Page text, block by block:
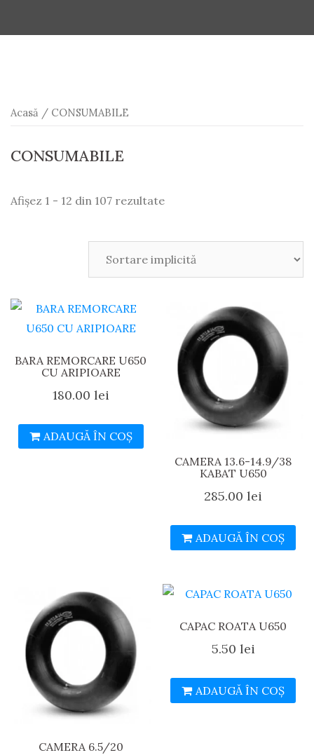
Acasă / CONSUMABILE
CONSUMABILE
Afișez 1 - 12 din 107 rezultate
BARA REMORCARE U650
CU ARIPIOARE
180.00 lei
ADAUGĂ ÎN COȘ
CAMERA 13.6-14.9/38
KABAT U650
285.00lei
ADAUGĂ ÎN COȘ
CAMERA 6.5/20
CAPAC ROATA U650
5.50 lei
ADAUGĂ ÎN COȘ